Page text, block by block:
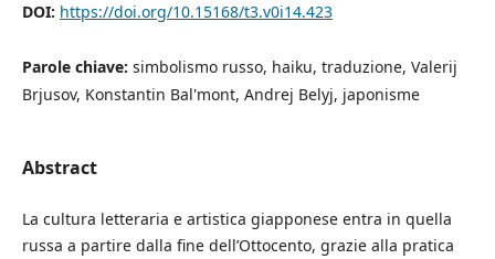
DOI: https://doi.org/10.15168/t3.v0i14.423
Parole chiave: simbolismo russo, haiku, traduzione, Valerij
Brjusov, Konstantin Bal'mont, Andrej Belyj, japonisme
Abstract
La cultura letteraria e artistica giapponese entra in quella
russa a partire dalla fine dell’Ottocento, grazie alla pratica